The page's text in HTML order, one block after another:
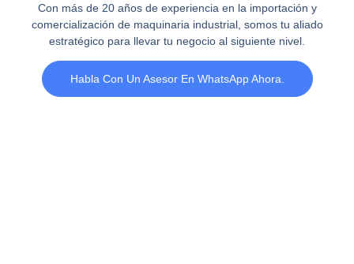
Con más de 20 años de experiencia en la importación y
comercialización de maquinaria industrial, somos tu aliado
estratégico para llevar tu negocio al siguiente nivel.
Habla Con Un Asesor En WhatsApp Ahora.